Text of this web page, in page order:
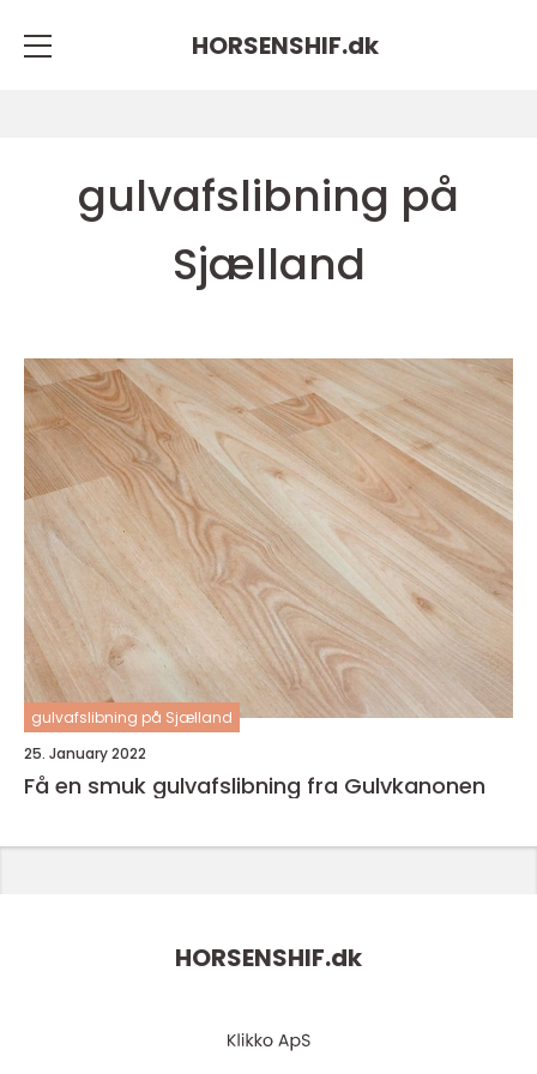
HORSENSHIF.dk
gulvafslibning på
Sjælland
gulvafslibning på Sjælland
25. January 2022
Få en smuk gulvafslibning fra Gulvkanonen
HORSENSHIF.dk